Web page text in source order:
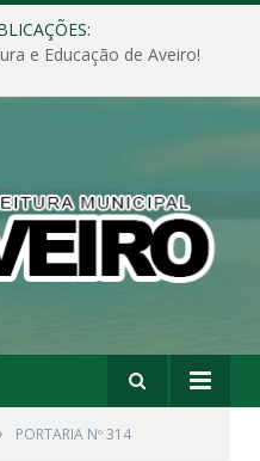
e Educação de Aveiro!
PORTARIA Nº 314